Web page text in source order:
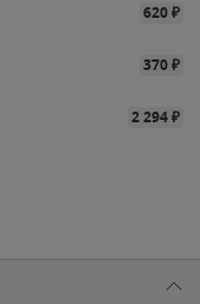
620₽
370₽
2 294₽